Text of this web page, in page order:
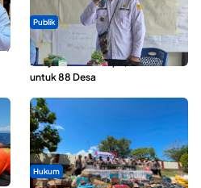
Publik
ABDESI Morotai Apresiasi
Penyaluran ADD Rp3,13 Miliar
untuk 88 Desa
Hukum